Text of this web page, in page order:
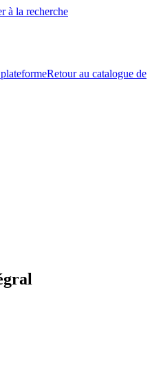
à la recherche
Retour au catalogue de